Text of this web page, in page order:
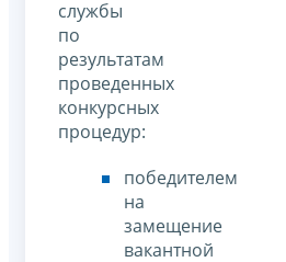
службы
по
результатам
проведенных
конкурсных
процедур:
победителем
на
замещение
вакантной